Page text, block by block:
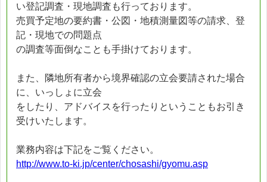
い登記調査・現地調査も行っております。
売買予定地の要約書・公図・地積測量図等の請求、登
記・現地での問題点
の調査等面倒なことも手掛けております。
また、隣地所有者から境界確認の立会要請された場合
に、いっしょに立会
をしたり、アドバイスを行ったりということもお引き
受けいたします。
業務内容は下記をご覧ください。
http://www.to-ki.jp/center/chosashi/gyomu.asp